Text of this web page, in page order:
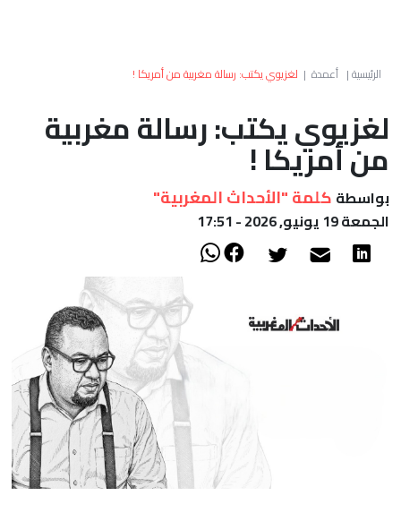
العالم
أعمدة
الرئيسية| أعمدة | لغزيوي يكتب: رسالة مغربية من أمريكا !
لغزيوي يكتب: رسالة مغربية
من أمريكا !
بواسطة كلمة "الأحداث المغربية"
الجمعة 19 يونيو, 2026 - 17:51